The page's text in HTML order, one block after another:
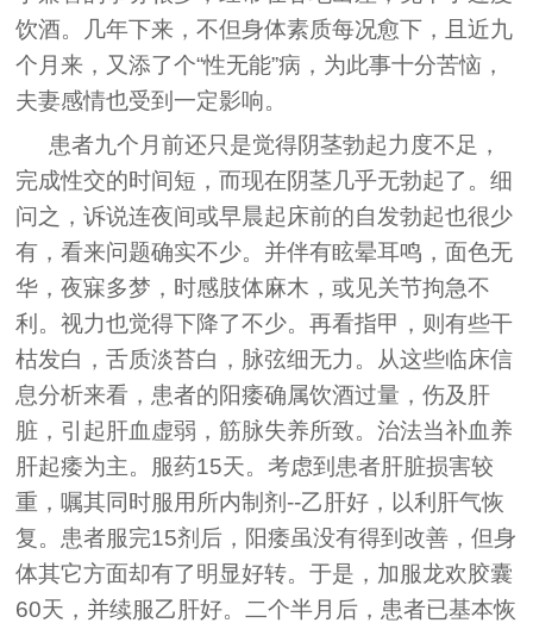
饮酒。几年下来，不但身体素质每况愈下，且近九
个月来，又添了个“性无能”病，为此事十分苦恼，
夫妻感情也受到一定影响。
患者九个月前还只是觉得阴茎勃起力度不足，
完成性交的时间短，而现在阴茎几乎无勃起了。细
问之，诉说连夜间或早晨起床前的自发勃起也很少
有，看来问题确实不少。并伴有眩晕耳鸣，面色无
华，夜寐多梦，时感肢体麻木，或见关节拘急不
利。视力也觉得下降了不少。再看指甲，则有些干
枯发白，舌质淡苔白，脉弦细无力。从这些临床信
息分析来看，患者的阳痿确属饮酒过量，伤及肝
脏，引起肝血虚弱，筋脉失养所致。治法当补血养
肝起痿为主。服药15天。考虑到患者肝脏损害较
重，嘱其同时服用所内制剂--乙肝好，以利肝气恢
复。患者服完15剂后，阳痿虽没有得到改善，但身
体其它方面却有了明显好转。于是，加服龙欢胶囊
60天，并续服乙肝好。二个半月后，患者已基本恢